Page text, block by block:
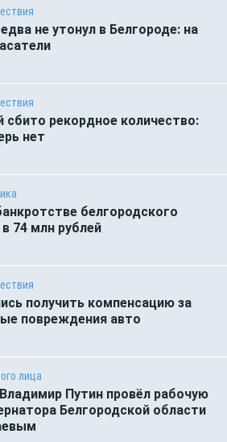
не утонул в Белгороде: на
сбито рекордное количество:
нет
белгородского
74 млн рублей
получить компенсацию за
повреждения авто
лица
Путин провёл рабочую
Белгородской области